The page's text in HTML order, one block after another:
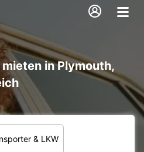
in Plymouth,
& LKW